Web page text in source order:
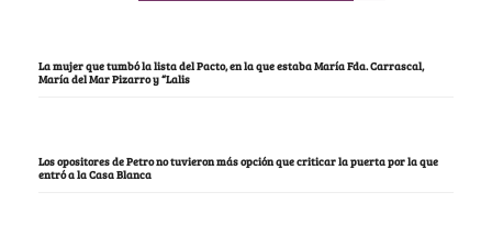
La mujer que tumbó la lista del Pacto, en la que estaba María Fda. Carrascal,
María del Mar Pizarro y “Lalis
Los opositores de Petro no tuvieron más opción que criticar la puerta por la que
entró a la Casa Blanca